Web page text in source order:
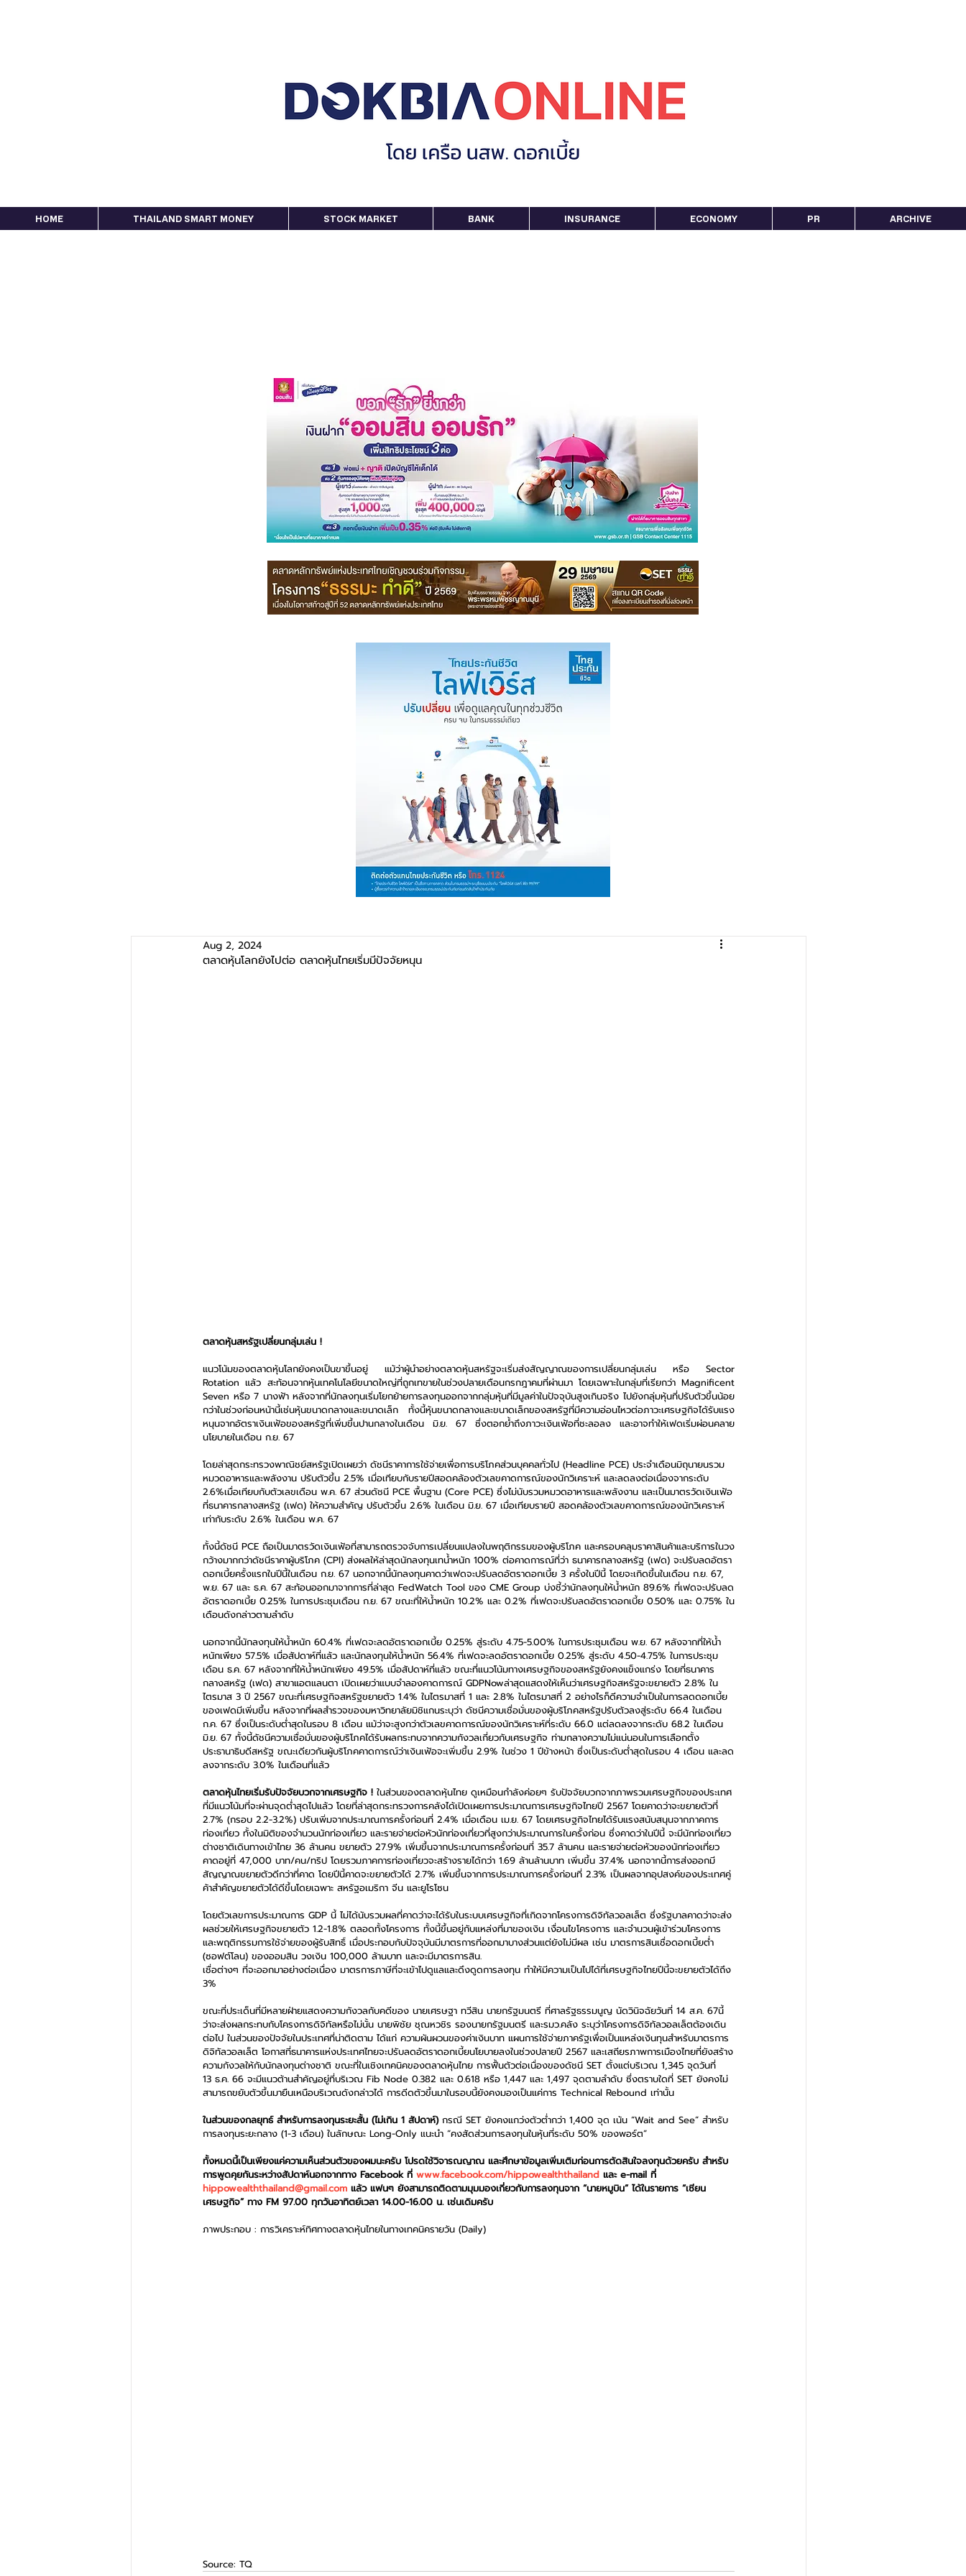
HOME THAILAND SMART MONEY STOCK MARKET BANK INSURANCE ECONOMY PR ARCHIVE
ตลาดหุ้นโลกยังไปต่อ ตลาดหุ้นไทยเริ่มมีปัจจัยหนุน
Aug 2, 2024
ตลาดหุ้นสหรัฐเปลี่ยนกลุ่มเล่น !
แนวโน้มของตลาดหุ้นโลกยังคงเป็นขาขึ้นอยู่ แม้ว่าผู้นำอย่างตลาดหุ้นสหรัฐจะเริ่มส่งสัญญาณของการเปลี่ยนกลุ่มเล่น หรือ Sector
Rotation แล้ว สะท้อนจากหุ้นเทคโนโลยีขนาดใหญ่ที่ถูกเทขายในช่วงปลายเดือนกรกฎาคมที่ผ่านมา โดยเฉพาะในกลุ่มที่เรียกว่า Magnificent
Seven หรือ 7 นางฟ้า หลังจากที่นักลงทุนเริ่มโยกย้ายการลงทุนออกจากกลุ่มหุ้นที่มีมูลค่าในปัจจุบันสูงเกินจริง ไปยังกลุ่มหุ้นที่ปรับตัวขึ้นน้อย
กว่าในช่วงก่อนหน้านี้เช่นหุ้นขนาดกลางและขนาดเล็ก ทั้งนี้หุ้นขนาดกลางและขนาดเล็กของสหรัฐที่มีความอ่อนไหวต่อภาวะเศรษฐกิจได้รับแรง
หนุนจากอัตราเงินเฟ้อของสหรัฐที่เพิ่มขึ้นปานกลางในเดือน มิ.ย. 67 ซึ่งตอกย้ำถึงภาวะเงินเฟ้อที่ชะลอลง และอาจทำให้เฟดเริ่มผ่อนคลาย
นโยบายในเดือน ก.ย. 67
โดยล่าสุดกระทรวงพาณิชย์สหรัฐเปิดเผยว่า ดัชนีราคาการใช้จ่ายเพื่อการบริโภคส่วนบุคคลทั่วไป (Headline PCE) ประจำเดือนมิถุนายนรวม
หมวดอาหารและพลังงาน ปรับตัวขึ้น 2.5% เมื่อเทียบกับรายปีสอดคล้องตัวเลขคาดการณ์ของนักวิเคราะห์ และลดลงต่อเนื่องจากระดับ
2.6%เมื่อเทียบกับตัวเลขเดือน พ.ค. 67 ส่วนดัชนี PCE พื้นฐาน (Core PCE) ซึ่งไม่นับรวมหมวดอาหารและพลังงาน และเป็นมาตรวัดเงินเฟ้อ
ที่ธนาคารกลางสหรัฐ (เฟด) ให้ความสำคัญ ปรับตัวขึ้น 2.6% ในเดือน มิ.ย. 67 เมื่อเทียบรายปี สอดคล้องตัวเลขคาดการณ์ของนักวิเคราะห์
เท่ากับระดับ 2.6% ในเดือน พ.ค. 67
ทั้งนี้ดัชนี PCE ถือเป็นมาตรวัดเงินเฟ้อที่สามารถตรวจจับการเปลี่ยนแปลงในพฤติกรรมของผู้บริโภค และครอบคลุมราคาสินค้าและบริการในวง
กว้างมากกว่าดัชนีราคาผู้บริโภค (CPI) ส่งผลให้ล่าสุดนักลงทุนเทน้ำหนัก 100% ต่อคาดการณ์ที่ว่า ธนาคารกลางสหรัฐ (เฟด) จะปรับลดอัตรา
ดอกเบี้ยครั้งแรกในปีนี้ในเดือน ก.ย. 67 นอกจากนี้นักลงทุนคาดว่าเฟดจะปรับลดอัตราดอกเบี้ย 3 ครั้งในปีนี้ โดยจะเกิดขึ้นในเดือน ก.ย. 67,
พ.ย. 67 และ ธ.ค. 67 สะท้อนออกมาจากการที่ล่าสุด FedWatch Tool ของ CME Group บ่งชี้ว่านักลงทุนให้น้ำหนัก 89.6% ที่เฟดจะปรับลด
อัตราดอกเบี้ย 0.25% ในการประชุมเดือน ก.ย. 67 ขณะที่ให้น้ำหนัก 10.2% และ 0.2% ที่เฟดจะปรับลดอัตราดอกเบี้ย 0.50% และ 0.75% ใน
เดือนดังกล่าวตามลำดับ
นอกจากนี้นักลงทุนให้น้ำหนัก 60.4% ที่เฟดจะลดอัตราดอกเบี้ย 0.25% สู่ระดับ 4.75-5.00% ในการประชุมเดือน พ.ย. 67 หลังจากที่ให้น้ำ
หนักเพียง 57.5% เมื่อสัปดาห์ที่แล้ว และนักลงทุนให้น้ำหนัก 56.4% ที่เฟดจะลดอัตราดอกเบี้ย 0.25% สู่ระดับ 4.50-4.75% ในการประชุม
เดือน ธ.ค. 67 หลังจากที่ให้น้ำหนักเพียง 49.5% เมื่อสัปดาห์ที่แล้ว ขณะที่แนวโน้มทางเศรษฐกิจของสหรัฐยังคงแข็งแกร่ง โดยที่ธนาคาร
กลางสหรัฐ (เฟด) สาขาแอตแลนตา เปิดเผยว่าแบบจำลองคาดการณ์ GDPNowล่าสุดแสดงให้เห็นว่าเศรษฐกิจสหรัฐจะขยายตัว 2.8% ใน
ไตรมาส 3 ปี 2567 ขณะที่เศรษฐกิจสหรัฐขยายตัว 1.4% ในไตรมาสที่ 1 และ 2.8% ในไตรมาสที่ 2 อย่างไรก็ดีความจำเป็นในการลดดอกเบี้ย
ของเฟดมีเพิ่มขึ้น หลังจากที่ผลสำรวจของมหาวิทยาลัยมิชิแกนระบุว่า ดัชนีความเชื่อมั่นของผู้บริโภคสหรัฐปรับตัวลงสู่ระดับ 66.4 ในเดือน
ก.ค. 67 ซึ่งเป็นระดับต่ำสุดในรอบ 8 เดือน แม้ว่าจะสูงกว่าตัวเลขคาดการณ์ของนักวิเคราะห์ที่ระดับ 66.0 แต่ลดลงจากระดับ 68.2 ในเดือน
มิ.ย. 67 ทั้งนี้ดัชนีความเชื่อมั่นของผู้บริโภคได้รับผลกระทบจากความกังวลเกี่ยวกับเศรษฐกิจ ท่ามกลางความไม่แน่นอนในการเลือกตั้ง
ประธานาธิบดีสหรัฐ ขณะเดียวกันผู้บริโภคคาดการณ์ว่าเงินเฟ้อจะเพิ่มขึ้น 2.9% ในช่วง 1 ปีข้างหน้า ซึ่งเป็นระดับต่ำสุดในรอบ 4 เดือน และลด
ลงจากระดับ 3.0% ในเดือนที่แล้ว
ตลาดหุ้นไทยเริ่มรับปัจจัยบวกจากเศรษฐกิจ ! ในส่วนของตลาดหุ้นไทย ดูเหมือนกำลังค่อยๆ รับปัจจัยบวกจากภาพรวมเศรษฐกิจของประเทศ
ที่มีแนวโน้มที่จะผ่านจุดต่ำสุดไปแล้ว โดยที่ล่าสุดกระทรวงการคลังได้เปิดเผยการประมาณการเศรษฐกิจไทยปี 2567 โดยคาดว่าจะขยายตัวที่
2.7% (กรอบ 2.2-3.2%) ปรับเพิ่มจากประมาณการครั้งก่อนที่ 2.4% เมื่อเดือน เม.ย. 67 โดยเศรษฐกิจไทยได้รับแรงสนับสนุนจากภาคการ
ท่องเที่ยว ทั้งในมิติของจำนวนนักท่องเที่ยว และรายจ่ายต่อหัวนักท่องเที่ยวที่สูงกว่าประมาณการในครั้งก่อน ซึ่งคาดว่าในปีนี้ จะมีนักท่องเที่ยว
ต่างชาติเดินทางเข้าไทย 36 ล้านคน ขยายตัว 27.9% เพิ่มขึ้นจากประมาณการครั้งก่อนที่ 35.7 ล้านคน และรายจ่ายต่อหัวของนักท่องเที่ยว
คาดอยู่ที่ 47,000 บาท/คน/ทริป โดยรวมภาคการท่องเที่ยวจะสร้างรายได้กว่า 1.69 ล้านล้านบาท เพิ่มขึ้น 37.4% นอกจากนี้การส่งออกมี
สัญญาณขยายตัวดีกว่าที่คาด โดยปีนี้คาดจะขยายตัวได้ 2.7% เพิ่มขึ้นจากการประมาณการครั้งก่อนที่ 2.3% เป็นผลจากอุปสงค์ของประเทศคู่
ค้าสำคัญขยายตัวได้ดีขึ้นโดยเฉพาะ สหรัฐอเมริกา จีน และยูโรโซน
โดยตัวเลขการประมาณการ GDP นี้ ไม่ได้นับรวมผลที่คาดว่าจะได้รับในระบบเศรษฐกิจที่เกิดจากโครงการดิจิทัลวอลเล็ต ซึ่งรัฐบาลคาดว่าจะส่ง
ผลช่วยให้เศรษฐกิจขยายตัว 1.2-1.8% ตลอดทั้งโครงการ ทั้งนี้ขึ้นอยู่กับแหล่งที่มาของเงิน เงื่อนไขโครงการ และจำนวนผู้เข้าร่วมโครงการ
และพฤติกรรมการใช้จ่ายของผู้รับสิทธิ์ เมื่อประกอบกับปัจจุบันมีมาตรการที่ออกมาบางส่วนแต่ยังไม่มีผล เช่น มาตรการสินเชื่อดอกเบี้ยต่ำ
(ซอฟต์โลน) ของออมสิน วงเงิน 100,000 ล้านบาท และจะมีมาตรการสิน.
เชื่อต่างๆ ที่จะออกมาอย่างต่อเนื่อง มาตรการภาษีที่จะเข้าไปดูแลและดึงดูดการลงทุน ทำให้มีความเป็นไปได้ที่เศรษฐกิจไทยปีนี้จะขยายตัวได้ถึง
3%
ขณะที่ประเด็นที่มีหลายฝ่ายแสดงความกังวลกับคดีของ นายเศรษฐา ทวีสิน นายกรัฐมนตรี ที่ศาลรัฐธรรมนูญ นัดวินิจฉัยวันที่ 14 ส.ค. 67นี้
ว่าจะส่งผลกระทบกับโครงการดิจิทัลหรือไม่นั้น นายพิชัย ชุณหวชิร รองนายกรัฐมนตรี และรมว.คลัง ระบุว่าโครงการดิจิทัลวอลเล็ตต้องเดิน
ต่อไป ในส่วนของปัจจัยในประเทศที่น่าติดตาม ได้แก่ ความผันผวนของค่าเงินบาท แผนการใช้จ่ายภาครัฐเพื่อเป็นแหล่งเงินทุนสำหรับมาตรการ
ดิจิทัลวอลเล็ต โอกาสที่ธนาคารแห่งประเทศไทยจะปรับลดอัตราดอกเบี้ยนโยบายลงในช่วงปลายปี 2567 และเสถียรภาพการเมืองไทยที่ยังสร้าง
ความกังวลให้กับนักลงทุนต่างชาติ ขณะที่ในเชิงเทคนิคของตลาดหุ้นไทย การฟื้นตัวต่อเนื่องของดัชนี SET ตั้งแต่บริเวณ 1,345 จุดวันที่
13 ธ.ค. 66 จะมีแนวต้านสำคัญอยู่ที่บริเวณ Fib Node 0.382 และ 0.618 หรือ 1,447 และ 1,497 จุดตามลำดับ ซึ่งตราบใดที่ SET ยังคงไม่
สามารถขยับตัวขึ้นมายืนเหนือบริเวณดังกล่าวได้ การดีดตัวขึ้นมาในรอบนี้ยังคงมองเป็นแค่การ Technical Rebound เท่านั้น
ในส่วนของกลยุทธ์ สำหรับการลงทุนระยะสั้น (ไม่เกิน 1 สัปดาห์) กรณี SET ยังคงแกว่งตัวต่ำกว่า 1,400 จุด เน้น “Wait and See” สำหรับ
การลงทุนระยะกลาง (1-3 เดือน) ในลักษณะ Long-Only แนะนำ “คงสัดส่วนการลงทุนในหุ้นที่ระดับ 50% ของพอร์ต”
ทั้งหมดนี้เป็นเพียงแค่ความเห็นส่วนตัวของผมนะครับ โปรดใช้วิจารณญาณ และศึกษาข้อมูลเพิ่มเติมก่อนการตัดสินใจลงทุนด้วยครับ สำหรับ
การพูดคุยกันระหว่างสัปดาห์นอกจากทาง Facebook ที่ www.facebook.com/hippowealththailand และ e-mail ที่
hippowealththailand@gmail.com แล้ว แฟนๆ ยังสามารถติดตามมุมมองเกี่ยวกับการลงทุนจาก “นายหมูบิน” ได้ในรายการ “เซียน
เศรษฐกิจ” ทาง FM 97.00 ทุกวันอาทิตย์เวลา 14.00-16.00 น. เช่นเดิมครับ
ภาพประกอบ : การวิเคราะห์ทิศทางตลาดหุ้นไทยในทางเทคนิครายวัน (Daily)
Source: TQ